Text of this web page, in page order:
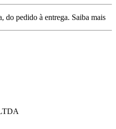
do pedido à entrega. Saiba mais